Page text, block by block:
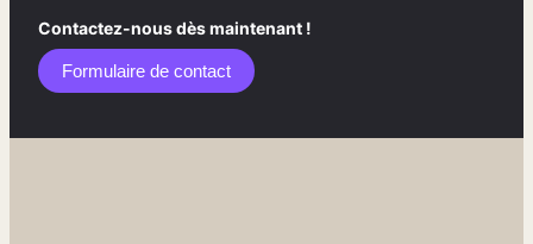
Contactez-nous dès maintenant !
Formulaire de contact​